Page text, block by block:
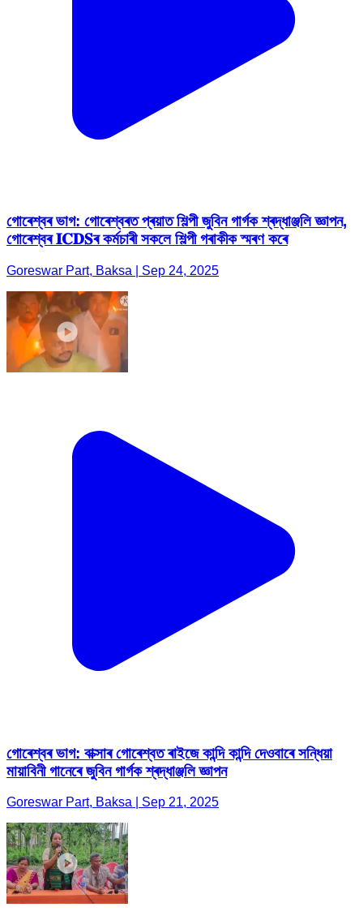
গোৰেশ্বৰ ভাগ: গোৰেশ্বৰত প্ৰয়াত শিল্পী জুবিন গাৰ্গক শ্ৰদ্ধাঞ্জলি জ্ঞাপন,
গোৰেশ্বৰ 𝐈𝐂𝐃𝐒ৰ কৰ্মচাৰী সকলে শিল্পী গৰাকীক স্মৰণ কৰে
Goreswar Part, Baksa | Sep 24, 2025
গোৰেশ্বৰ ভাগ: বাক্সাৰ গোৰেশ্বত ৰাইজে কান্দি কান্দি দেওবাৰে সন্ধিয়া
মায়াবিনী গানেৰে জুবিন গাৰ্গক শ্ৰদ্ধাঞ্জলি জ্ঞাপন
Goreswar Part, Baksa | Sep 21, 2025